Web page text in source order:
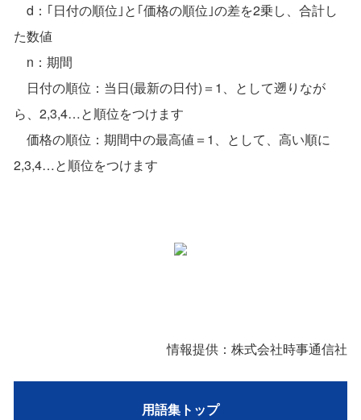
d：｢日付の順位｣と｢価格の順位｣の差を2乗し、合計し
た数値
n：期間
日付の順位：当日(最新の日付)＝1、として遡りなが
ら、2,3,4…と順位をつけます
価格の順位：期間中の最高値＝1、として、高い順に
2,3,4…と順位をつけます
情報提供：株式会社時事通信社
用語集トップ